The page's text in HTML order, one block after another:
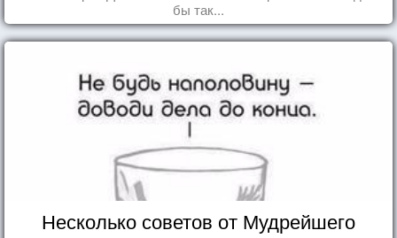
бы так...
Несколько советов от Мудрейшего